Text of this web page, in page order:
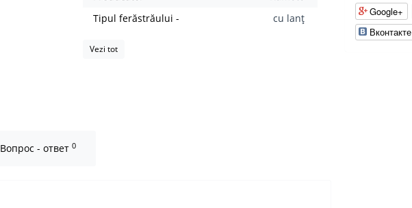
Tipul ferăstrăului -
cu lanţ
Vezi tot
Google+
Вконтакте
Вопрос - ответ 0